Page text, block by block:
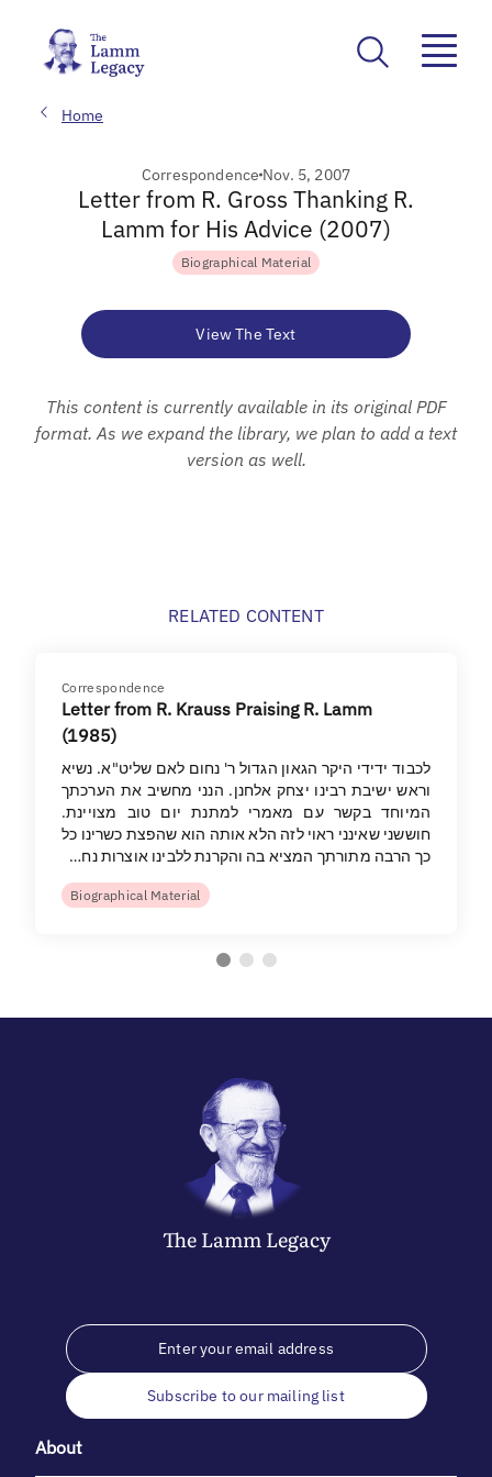
Home
Correspondence Nov. 5, 2007
Letter from R. Gross Thanking R.
Lamm for His Advice (2007)
Biographical Material
View The Text
This content is currently available in its original PDF
format. As we expand the library, we plan to add a text
version as well.
RELATED CONTENT
Correspondence
Letter from R. Krauss Praising R. Lamm
(1985)
לכבוד ידידי היקר הגאון הגדול ר' נחום לאם שליט"א. נשיא
וראש ישיבת רבינו יצחק אלחנן. הנני מחשיב את הערכתך
המיוחד בקשר עם מאמרי למתנת יום טוב מצויינת.
חוששני שאינני ראוי לזה הלא אותה הוא שהפצת כשרינו כל
כך הרבה מתורתך המציא בה והקרנת ללבינו אוצרות נח…
Biographical Material
The LammLegacy
Subscribe to our mailing list
About